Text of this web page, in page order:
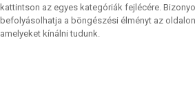
FINAL4 – a finálé a
kattintson az egyes kategóriák fejlécére.
befolyásolhatja a böngészési élményt az
amelyeket kínálni tudunk.